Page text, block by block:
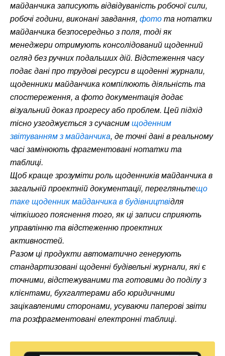
майданчика записують відвідуваність робочої сили,
робочі години, виконані завдання, фотота нотатки
майданчика безпосередньо з поля, тоді як
менеджери отримують консолідований щоденний
огляд без ручних подальших дій. Відстеження часу
подає дані про трудові ресурси в щоденні журнали,
щоденники майданчика компілюють діяльність та
спостереження, а фото документація додає
візуальний доказ прогресу або проблем. Цей підхід
тісно узгоджується з сучаснимщоденним
звітуванням з майданчика, де точні дані в реальному
часі замінюють фрагментовані нотатки та
таблиці.
Щоб краще зрозуміти роль щоденників майданчика в
загальній проектній документації, перегляньтещо
таке щоденник майданчика в будівництвідля
чіткішого пояснення того, як ці записи сприяють
управлінню та відстеженню проектних
активностей.
Разом ці продукти автоматично генерують
стандартизовані щоденні будівельні журнали, які є
точними, відстежуваними та готовими до поділу з
клієнтами, бухгалтерами або юридичними
зацікавленими сторонами, усуваючи паперові звіти
та розфрагментовані електронні таблиці.